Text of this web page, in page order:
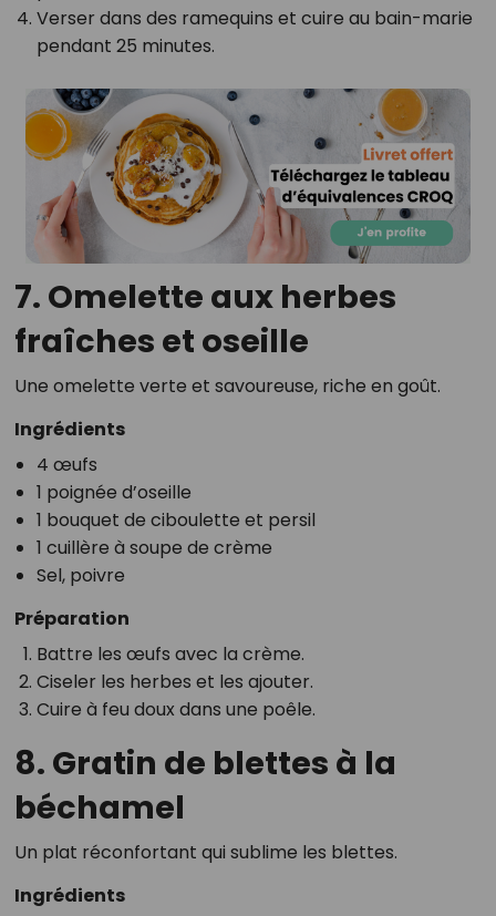
Verser dans des ramequins et cuire au bain-marie
pendant 25 minutes.
7. Omelette aux herbes
fraîches et oseille
Une omelette verte et savoureuse, riche en goût.
Ingrédients
4 œufs
1 poignée d’oseille
1 bouquet de ciboulette et persil
1 cuillère à soupe de crème
Sel, poivre
Préparation
Battre les œufs avec la crème.
Ciseler les herbes et les ajouter.
Cuire à feu doux dans une poêle.
8. Gratin de blettes à la
béchamel
Un plat réconfortant qui sublime les blettes.
Ingrédients